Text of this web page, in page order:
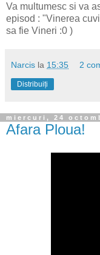
Va multumesc si va
episod : "Vinerea
sa fie Vineri :0 )
Narcis la 15:35 2
Distribuiți
miercuri, 24
Afara Ploua!